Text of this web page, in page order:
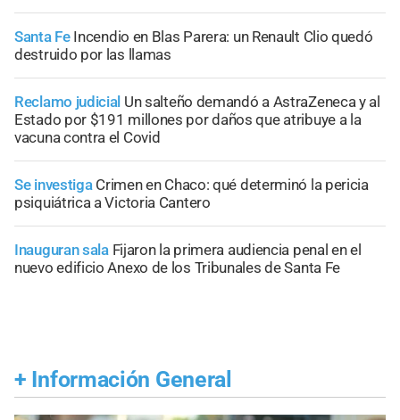
Santa Fe Incendio en Blas Parera: un Renault Clio quedó
destruido por las llamas
Reclamo judicial Un salteño demandó a AstraZeneca y al
Estado por $191 millones por daños que atribuye a la
vacuna contra el Covid
Se investiga Crimen en Chaco: qué determinó la pericia
psiquiátrica a Victoria Cantero
Inauguran sala Fijaron la primera audiencia penal en el
nuevo edificio Anexo de los Tribunales de Santa Fe
+ Información General